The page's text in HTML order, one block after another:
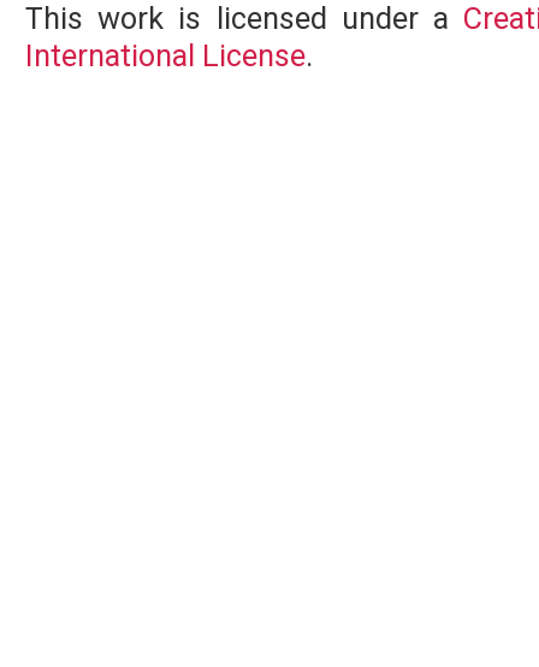
This work is licensed under a
International License.